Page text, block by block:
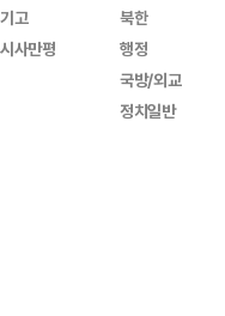
기고
시사만평
북한
행정
국방/외교
정치일반